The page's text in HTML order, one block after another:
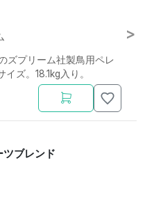
ズプリーム社製鳥用ペレ
ズ。18.1kg入り。
ツブレンド